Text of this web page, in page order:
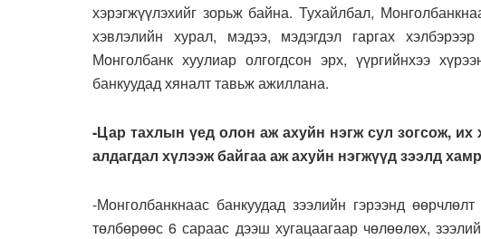
хэрэгжүүлэхийг зорьж байна. Тухайлбал,
хэвлэлийн хурал, мэдээ, мэдэгдэл гаргах
Монголбанк хуулиар олгогдсон эрх, үүргийнхээ
банкуудад хяналт тавьж ажиллана.
-Цар тахлын үед олон аж ахуйн нэгж сул зогсож,
алдагдал хүлээж байгаа аж ахуйн нэгжүүд зээлд
-Монголбанкнаас банкуудад зээлийн гэрээнд
төлбөрөөс 6 сараас дээш хугацаагаар чөлөөлөх,